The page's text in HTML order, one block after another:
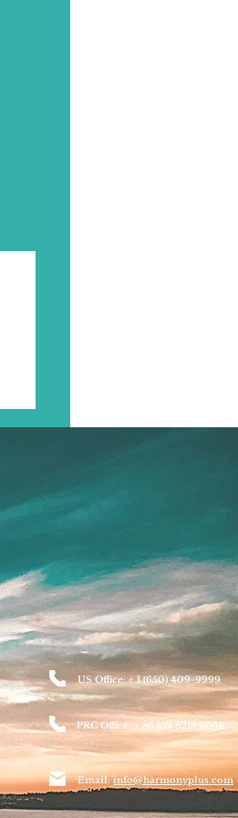
US Office: + 1 (650) 409-9999
PRC Office: + 86 159 8218 6608
Email:info@harmonyplus.com